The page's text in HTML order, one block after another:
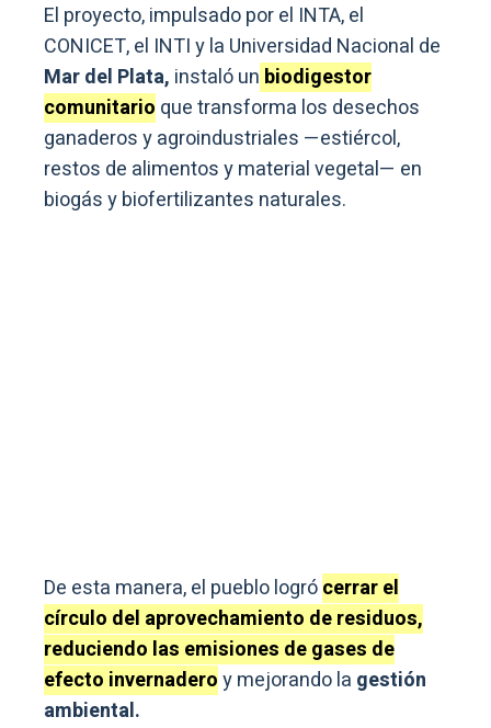
El proyecto, impulsado por el INTA, el
CONICET, el INTI y la Universidad Nacional de
Mar del Plata, instaló un biodigestor
comunitario que transforma los desechos
ganaderos y agroindustriales —estiércol,
restos de alimentos y material vegetal— en
biogás y biofertilizantes naturales.
De esta manera, el pueblo logrócerrar el
círculo del aprovechamiento de residuos,
reduciendo las emisiones de gases de
efecto invernaderoy mejorando la gestión
ambiental.